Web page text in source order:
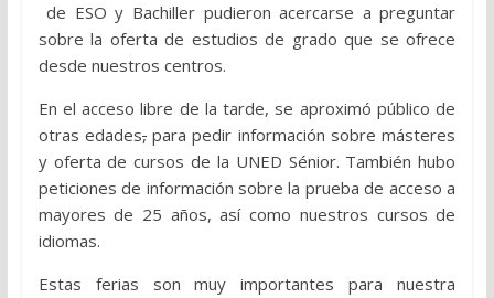
de ESO y Bachiller pudieron acercarse a preguntar
sobre la oferta de estudios de grado que se ofrece
desde nuestros centros.
En el acceso libre de la tarde, se aproximó público de
otras edades, para pedir información sobre másteres
y oferta de cursos de la UNED Sénior. También hubo
peticiones de información sobre la prueba de acceso a
mayores de 25 años, así como nuestros cursos de
idiomas.
Estas ferias son muy importantes para nuestra